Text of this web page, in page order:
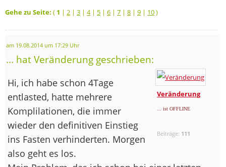
Gehe zu Seite: ( 1 | 2 | 3 | 4| 5 | 6 | 7 | 8 | 9 | 10)
am 19.08.2014 um 17:29 Uhr
... hat Veränderung geschrieben:
Veränderung
... ist OFFLINE
Beiträge: 111
Hi, ich habe schon 4Tage
entlasted, hatte mehrere
Komplilationen, die immer
wieder den definitiven Einstieg
ins Fasten verhinderten. Morgen
also geht es los.